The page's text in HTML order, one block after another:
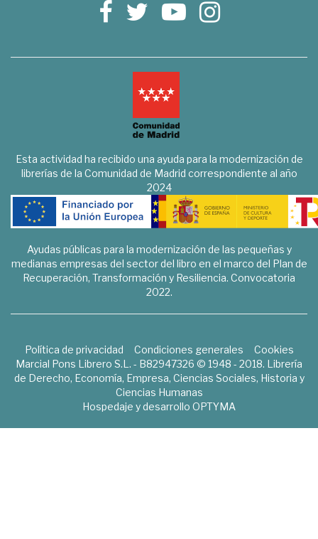
Esta actividad ha recibido una ayuda para la modernización de
librerías de la Comunidad de Madrid correspondiente al año
2024
Ayudas públicas para la modernización de las pequeñas y
medianas empresas del sector del libro en el marco del Plan de
Recuperación, Transformación y Resiliencia. Convocatoria
2022.
Política de privacidad Condiciones generales
Cookies
Marcial Pons Librero S.L. - B82947326 © 1948 - 2018. Librería
de Derecho, Economía, Empresa, Ciencias Sociales, Historia y
Ciencias Humanas
Hospedaje y desarrollo OPTYMA